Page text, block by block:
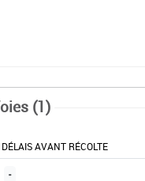
(1)
DÉLAIS AVANT RÉCOLTE
-